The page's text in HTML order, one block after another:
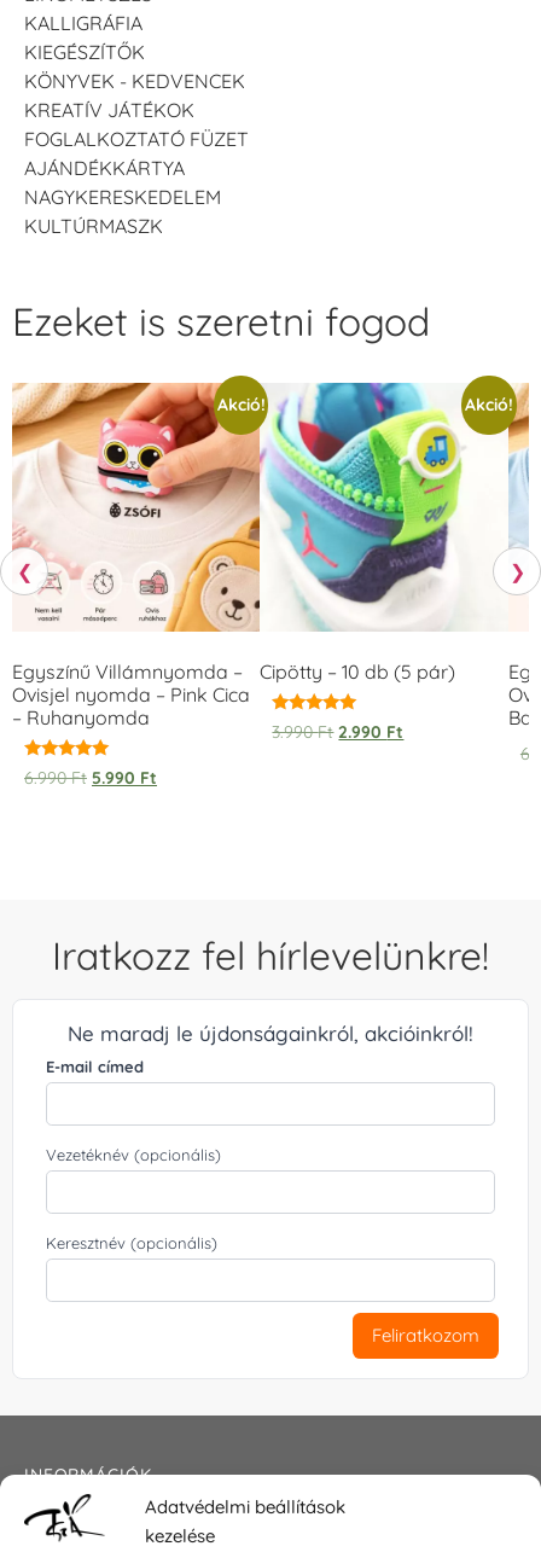
Adatvédelmi beállítások
kezelése
KALLIGRÁFIA
KIEGÉSZÍTŐK
KÖNYVEK - KEDVENCEK
KREATÍV JÁTÉKOK
FOGLALKOZTATÓ FÜZET
AJÁNDÉKKÁRTYA
NAGYKERESKEDELEM
KULTÚRMASZK
❮
Ezeket is szeretni fogod
Akció!
Egyszínű Villámnyomda –
Ovisjel nyomda – Pink Cica
– Ruhanyomda
Értékelés:
5.00
6.990Ft 5.990 Ft
Akció!
Cipötty – 10 db (5 pár)
Értékelés:
5.00
3.990Ft 2.990 Ft
❯
Iratkozz fel hírlevelünkre!
Ne maradj le újdonságainkról, akcióinkról!
E-mail címed
Vezetéknév (opcionális)
Keresztnév (opcionális)
Feliratkozom
INFORMÁCIÓK
Általános szerződési feltételek